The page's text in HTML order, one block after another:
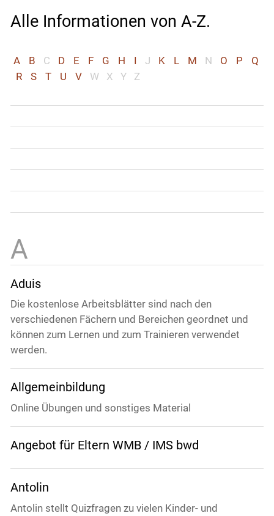
Alle Informationen von A-Z.
A B C D E F G H I J K L M N O P
Q
R
S T U V W X Y Z
Aduis
Die kostenlose Arbeitsblätter sind nach den
verschiedenen Fächern und Bereichen geordnet und
können zum Lernen und zum Trainieren verwendet
werden.
Allgemeinbildung
Online Übungen und sonstiges Material
Angebot für Eltern WMB / IMS bwd
Antolin
Antolin stellt Quizfragen zu vielen Kinder- und